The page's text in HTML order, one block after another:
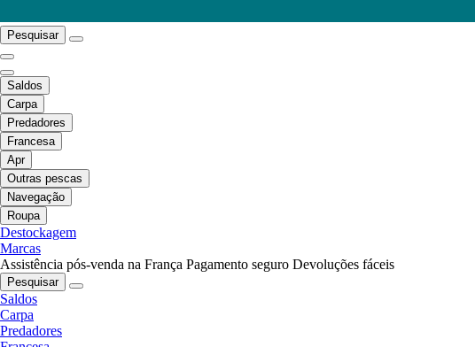
Pesquisar
Saldos
Carpa
Predadores
Francesa
Apr
Outras pescas
Navegação
Roupa
Destockagem
Marcas
Assistência pós-venda na França Pagamento seguro Devoluções fáceis
Pesquisar
Saldos
Carpa
Predadores